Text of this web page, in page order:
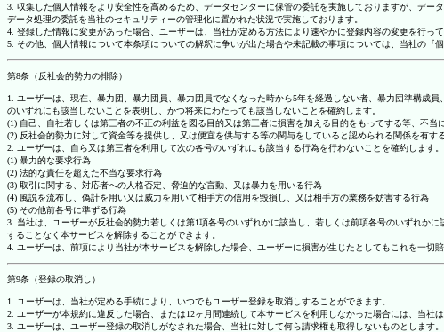
3. 収集した個人情報をより安全性を高めるため、データセンターに保管の委託を実施しておりますが、デ
データ処理の委託を当社のセキュリティーの管理化に置かれた状況で実施しております。
4. 登録した情報に変更があった場合、ユーザーは、当社が定める方法により速やかに登録内容の変更を行
5. その他、個人情報について本条項についての解釈に争いが出た場合や未記載の事項については、当社の『
第8条（反社会的勢力の排除）
1. ユーザーは、現在、暴力団、暴力団員、暴力団員でなくなった時から5年を経過しない者、暴力団準構成
のいずれにも該当しないことを表明し、かつ将来にわたっても該当しないことを確約します。
(1) 自己、自社若しくは第三者の不正の利益を図る目的又は第三者に損害を加える目的をもってする等、不
(2) 反社会的勢力に対して資金等を提供し、又は便宜を供与する等の関与をしていると認められる関係を有す
2. ユーザーは、自ら又は第三者を利用して次の各号のいずれにも該当する行為を行わないことを確約します。
(1) 暴力的な要求行為
(2) 法的な責任を超えた不当な要求行為
(3) 取引に関する、対応者への人格否定、脅迫的な言動、又は暴力を用いる行為
(4) 風説を流布し、偽計を用い又は威力を用いて相手方の信用を毀損し、又は相手方の業務を妨害する行為
(5) その他前各号に準ずる行為
3. 当社は、ユーザーが反社会的勢力若しくは第1項各号のいずれかに該当し、若しくは前項各号のいずれか
することなく本サービスを解除することができます。
4. ユーザーは、前項により当社が本サービスを解除した場合、ユーザーに損害が生じたとしてもこれを一切
第9条（登録の取消し）
1. ユーザーは、当社が定める手続により、いつでもユーザー登録を取消しすることができます。
2. ユーザーが本規約に違反した場合、または12ヶ月間連続して本サービスを利用しなかった場合には、当
3. ユーザーは、ユーザー登録の取消しがなされた場合、当社に対して何ら請求権も取得しないものとしま